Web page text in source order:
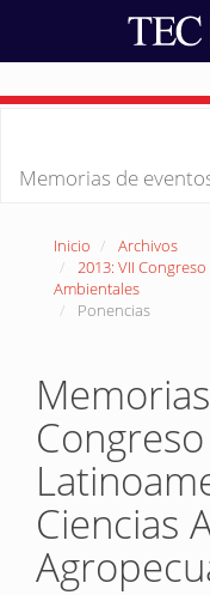
principal
Memorias de
Inicio
Archivos
2013: VII
Ambientales
Ponencias
Ciencias